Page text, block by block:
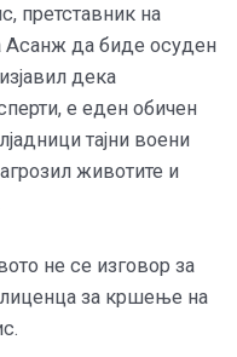
претставник на
Асанж да биде осуден
дека
е еден обичен
тајни воени
животите и
не се изговор за
лиценца за кршење на